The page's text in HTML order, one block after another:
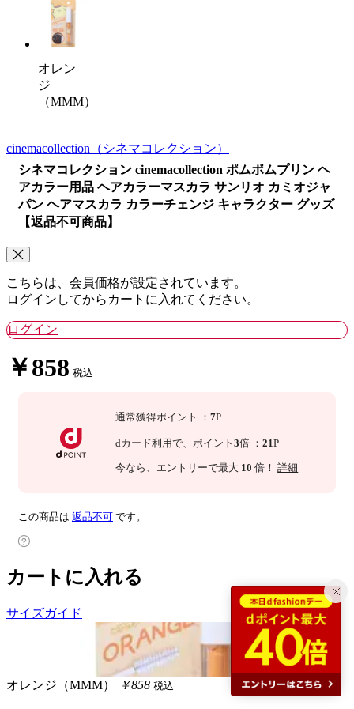
オレン
ジ
（MMM）
cinemacollection （シネマコレクション）
シネマコレクション cinemacollection ポムポムプリン ヘ
アカラー用品 ヘアカラーマスカラ サンリオ カミオジャ
パン ヘアマスカラ カラーチェンジ キャラクター グッズ
【返品不可商品】
こちらは、会員価格が設定されています。
ログインしてからカートに入れてください。
ログイン
￥858 税込
通常獲得ポイント ：7P
dカード利用で、ポイント3倍 ：21P
今なら 、エントリーで最大 10 倍！詳細
この商品は 返品不可 です。
カートに入れる
サイズガイド
オレンジ（MMM） ￥858 税込